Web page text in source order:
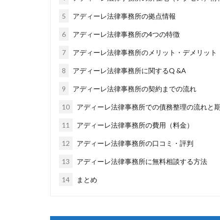
5 アディーレ法律事務所の拠点情報
6 アディーレ法律事務所の4つの特徴
7 アディーレ法律事務所のメリット・デメリット
8 アディーレ法律事務所に関するQ &A
9 アディーレ法律事務所の契約までの流れ
10 アディーレ法律事務所での債務整理の流れと
11 アディーレ法律事務所の費用（料金）
12 アディーレ法律事務所の口コミ・評判
13 アディーレ法律事務所に無料相談する方法
14 まとめ